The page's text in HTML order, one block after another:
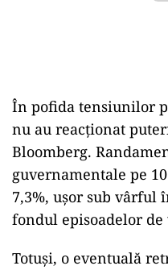
În pofida tensiunilor
nu au reacționat
Bloomberg.
guvernamentale pe
7,3%, ușor sub vârful
fondul episoadelor
Totuși, o eventuală